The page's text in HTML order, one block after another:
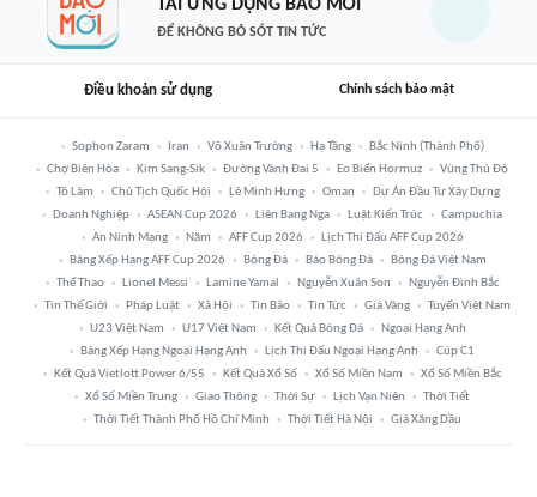
TẢI ỨNG DỤNG BÁO MỚI
ĐỂ KHÔNG BỎ SÓT TIN TỨC
Điều khoản sử dụng Chính sách bảo mật
Sophon Zaram Iran Võ Xuân Trường Hạ Tầng
Bắc Ninh (thành Phố)
Chợ Biên Hòa
Kim Sang-Sik Đường Vành Đai 5 Eo Biển Hormuz
Vùng Thủ Đô
Tô Lâm
Chủ Tịch Quốc Hội Lê Minh Hưng Oman
Dự Án Đầu Tư Xây Dựng
Doanh Nghiệp
ASEAN Cup 2026 Liên Bang Nga Luật Kiến Trúc
Campuchia
An Ninh Mạng
Năm AFF Cup 2026
Lịch Thi Đấu AFF Cup 2026
Bảng Xếp Hạng AFF Cup 2026
Bóng Đá Báo Bóng Đá
Bóng Đá Việt Nam
Thể Thao
Lionel Messi Lamine Yamal Nguyễn Xuân Son
Nguyễn Đình Bắc
Tin Thế Giới
Pháp Luật Xã Hội Tin Bão Tin Tức Giá Vàng
Tuyển Việt Nam
U23 Việt Nam
U17 Việt Nam Kết Quả Bóng Đá
Ngoại Hạng Anh
Bảng Xếp Hạng Ngoại Hạng Anh
Lịch Thi Đấu Ngoại Hạng Anh
Cúp C1
Kết Quả Vietlott Power 6/55
Kết Quả Xổ Số Xổ Số Miền Nam
Xổ Số Miền Bắc
Xổ Số Miền Trung
Giao Thông Thời Sự Lịch Vạn Niên
Thời Tiết
Thời Tiết Thành Phố Hồ Chí Minh
Thời Tiết Hà Nội Giá Xăng Dầu